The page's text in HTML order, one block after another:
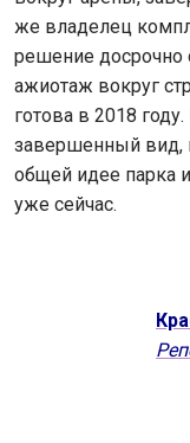
же владелец
решение досрочно
ажиотаж вокруг
готова в 2018
завершенный вид,
общей идее парка
уже сейчас.